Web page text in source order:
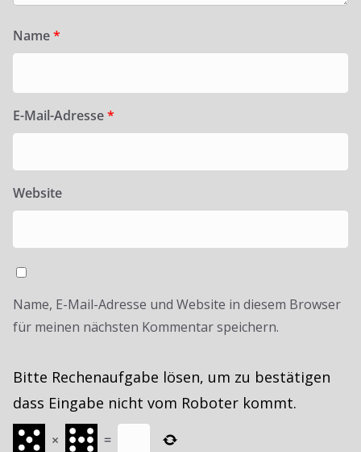
Name*
E-Mail-Adresse*
Website
Name, E-Mail-Adresse und Website in diesem Browser
für meinen nächsten Kommentar speichern.
Bitte Rechenaufgabe lösen, um zu bestätigen
dass Eingabe nicht vom Roboter kommt.
× =